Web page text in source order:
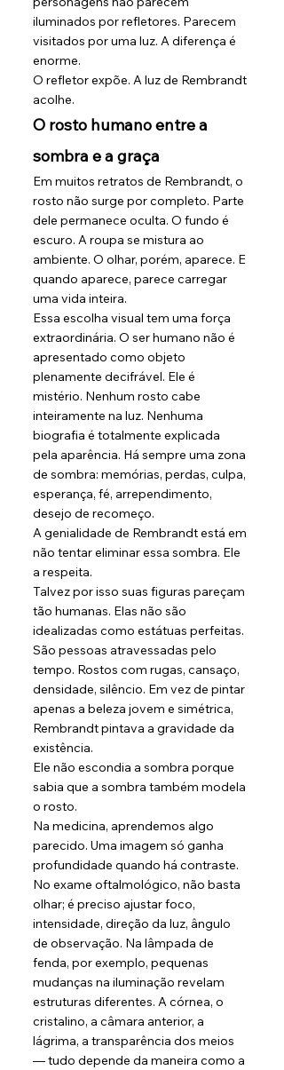
iluminados por refletores. Parecem
visitados por uma luz. A diferença é
enorme.
O refletor expõe. A luz de Rembrandt
acolhe.
O rosto humano entre a
sombra e a graça
Em muitos retratos de Rembrandt, o
rosto não surge por completo. Parte
dele permanece oculta. O fundo é
escuro. A roupa se mistura ao
ambiente. O olhar, porém, aparece. E
quando aparece, parece carregar
uma vida inteira.
Essa escolha visual tem uma força
extraordinária. O ser humano não é
apresentado como objeto
plenamente decifrável. Ele é
mistério. Nenhum rosto cabe
inteiramente na luz. Nenhuma
biografia é totalmente explicada
pela aparência. Há sempre uma zona
de sombra: memórias, perdas, culpa,
esperança, fé, arrependimento,
desejo de recomeço.
A genialidade de Rembrandt está em
não tentar eliminar essa sombra. Ele
a respeita.
Talvez por isso suas figuras pareçam
tão humanas. Elas não são
idealizadas como estátuas perfeitas.
São pessoas atravessadas pelo
tempo. Rostos com rugas, cansaço,
densidade, silêncio. Em vez de pintar
apenas a beleza jovem e simétrica,
Rembrandt pintava a gravidade da
existência.
Ele não escondia a sombra porque
sabia que a sombra também modela
o rosto.
Na medicina, aprendemos algo
parecido. Uma imagem só ganha
profundidade quando há contraste.
No exame oftalmológico, não basta
olhar; é preciso ajustar foco,
intensidade, direção da luz, ângulo
de observação. Na lâmpada de
fenda, por exemplo, pequenas
mudanças na iluminação revelam
estruturas diferentes. A córnea, o
cristalino, a câmara anterior, a
lágrima, a transparência dos meios
— tudo depende da maneira como a